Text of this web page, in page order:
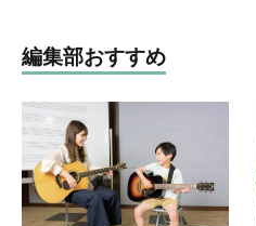
編集部おすすめ